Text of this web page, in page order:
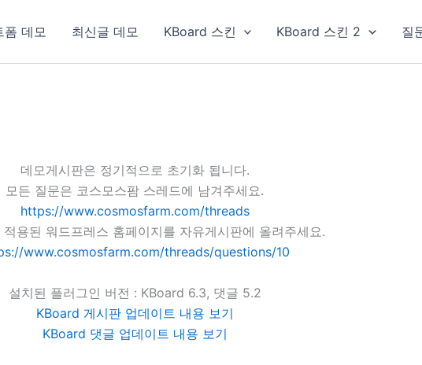
폼 데모 최신글 데모 KBoard 스킨 KBoard 스킨 2 질
데모게시판은 정기적으로 초기화 됩니다.
모든 질문은 코스모스팜 스레드에 남겨주세요.
https://www.cosmosfarm.com/threads
용된 워드프레스 홈페이지를 자유게시판에 올려주세요.
www.cosmosfarm.com/threads/questions/10
설치된 플러그인 버전 : KBoard 6.3, 댓글 5.2
KBoard 게시판 업데이트 내용 보기
KBoard 댓글 업데이트 내용 보기